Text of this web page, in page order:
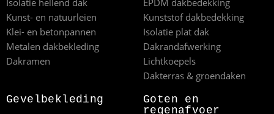
Kunst- en natuurleien
Klei- en betonpannen
Metalen dakbekleding
Dakramen
Kunststof dakbedekking
Isolatie plat dak
Dakrandafwerking
Lichtkoepels
Dakterras & groendaken
Gevelbekleding
Goten en
regenafvoer